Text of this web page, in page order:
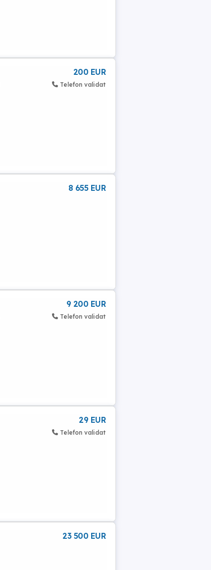
200 EUR
Telefon validat
8 655 EUR
9 200 EUR
Telefon validat
29 EUR
Telefon validat
23 500 EUR